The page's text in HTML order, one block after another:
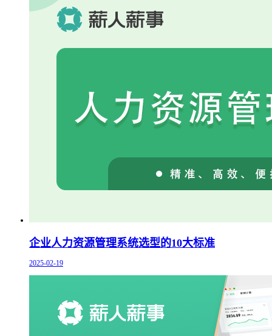
企业人力资源管理系统选型的10大标准
2025-02-19